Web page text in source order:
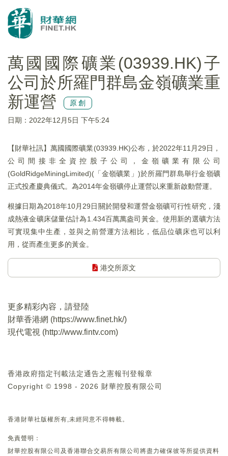
萬國國際礦業(03939.HK)子
公司於所羅門群島金嶺礦業重
新運營
原創
日期：2022年12月5日 下午5:24
【財華社訊】萬國國際礦業(03939.HK)公布，於2022年11月29日，
公司間接非全資控股子公司，金嶺礦業有限公司
(GoldRidgeMiningLimited)(「金嶺礦業」)於所羅門群島舉行金嶺礦
正式投產慶典儀式。為2014年金嶺礦停止運營以來重新啟動營運。
根據日期為2018年10月29日關於開發和運營金嶺礦可行性研究，淺
成熱液金礦床儲量估計為1.434百萬萬盎司黃金。使用新的選礦方法
可實現集中生產，並與之前營運方法相比，低品位礦床也可以利
用，從而產生更多的黃金。
港交所原文
更多精彩內容，請登陸
財華香港網 (https://www.finet.hk/)
現代電視 (http://www.fintv.com)
香港政府指定刊載法定通告之憲報刊登報章
Copyright © 1998 - 2026 財華控股有限公司
香港財華社版權所有,未經同意不得轉載。
免責聲明：
財華控股有限公司及香港聯合交易所有限公司將盡力確保彼等所提供資料